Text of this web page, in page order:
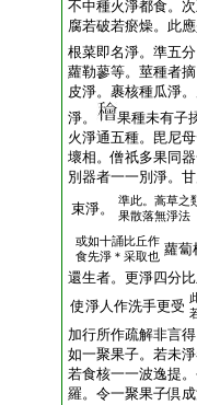
不中種火淨都食。
腐若破若瘀燥。此
根菜即名淨。準五
蘿勒蓼等。莖種者
皮淨。裹核種瓜淨
淨。
果種未有子
火淨通五種。毘尼
壞相。僧祇多果同
別器者一一別淨。
束淨。
準此。蒿草之
果散落無淨法
或如十誦比丘作
食先淨＊采取也 蘿蔔
還生者。更淨四分
使淨人作洗手更受
加行所作疏解非言
如一聚果子。若未
若食核一一波逸提
羅。令一聚果子倶